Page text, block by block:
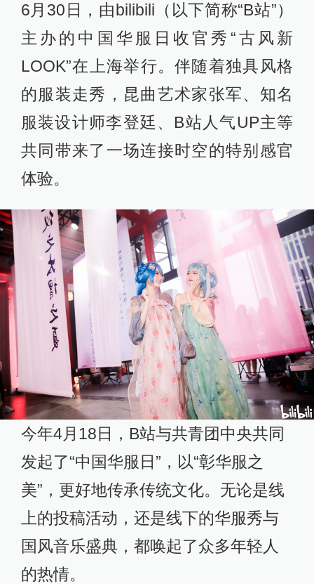
6月30日，由bilibili（以下简称“B站”）
主办的中国华服日收官秀“古风新
LOOK”在上海举行。伴随着独具风格
的服装走秀，昆曲艺术家张军、知名
服装设计师李登廷、B站人气UP主等
共同带来了一场连接时空的特别感官
体验。
今年4月18日，B站与共青团中央共同
发起了“中国华服日”，以“彰华服之
美”，更好地传承传统文化。无论是线
上的投稿活动，还是线下的华服秀与
国风音乐盛典，都唤起了众多年轻人
的热情。